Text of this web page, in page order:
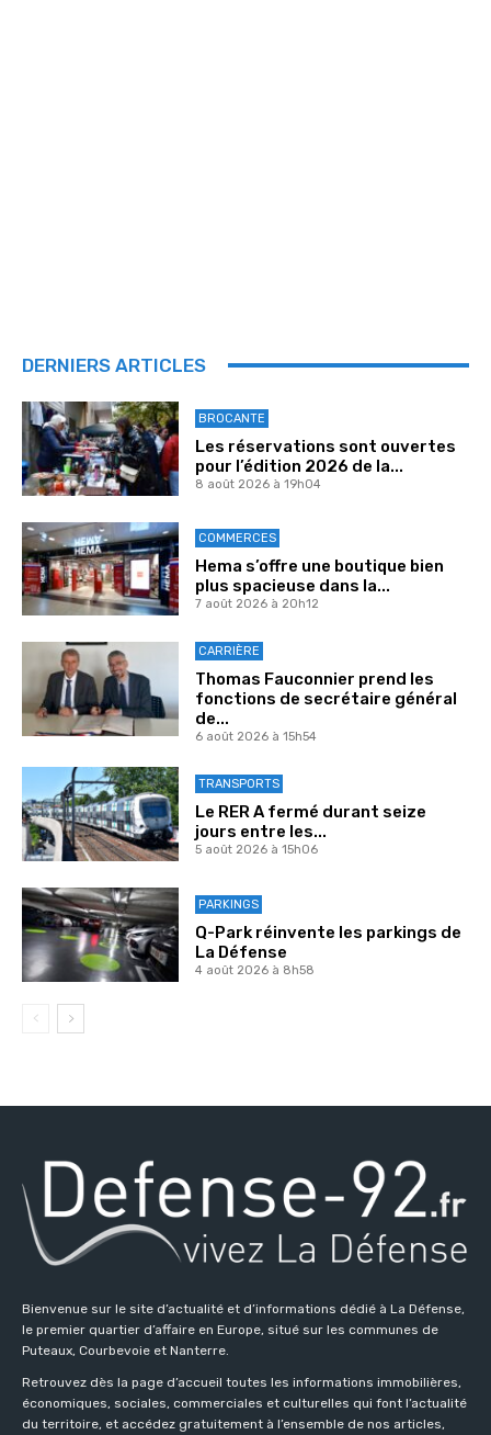
DERNIERS ARTICLES
BROCANTE
Les réservations sont ouvertes
pour l’édition 2026 de la...
8 août 2026 à 19h04
COMMERCES
Hema s’offre une boutique bien
plus spacieuse dans la...
7 août 2026 à 20h12
CARRIÈRE
Thomas Fauconnier prend les
fonctions de secrétaire général
de...
6 août 2026 à 15h54
TRANSPORTS
Le RER A fermé durant seize
jours entre les...
5 août 2026 à 15h06
PARKINGS
Q-Park réinvente les parkings de
La Défense
4 août 2026 à 8h58
Bienvenue sur le site d’actualité et d’informations dédié à La Défense,
le premier quartier d’affaire en Europe, situé sur les communes de
Puteaux, Courbevoie et Nanterre.
Retrouvez dès la page d’accueil toutes les informations immobilières,
économiques, sociales, commerciales et culturelles qui font l’actualité
du territoire, et accédez gratuitement à l’ensemble de nos articles,